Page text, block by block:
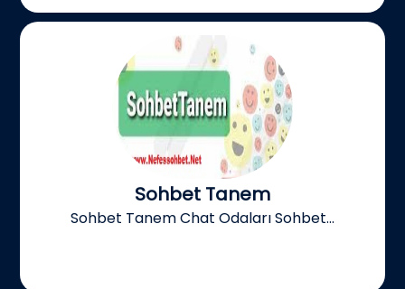
Sohbet Tanem
Sohbet Tanem Chat Odaları Sohbet...